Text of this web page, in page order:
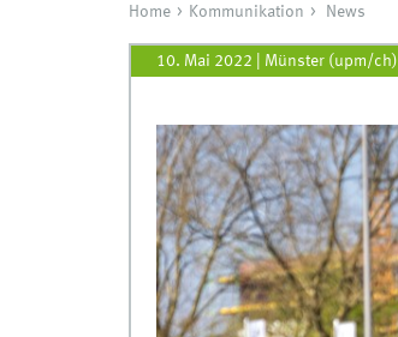
Home Kommunikation News
10. Mai 2022 Münster (upm/ch)